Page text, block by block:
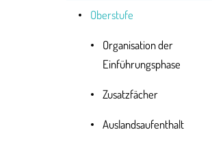
Oberstufe
Organisation der
Einführungsphase
Zusatzfächer
Auslandsaufenthalt